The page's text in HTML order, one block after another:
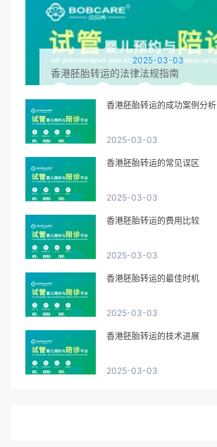
2025-03-03
香港胚胎转运的法律法规指南
香港胚胎转运的成功案例分析
2025-03-03
香港胚胎转运的常见误区
2025-03-03
香港胚胎转运的费用比较
2025-03-03
香港胚胎转运的最佳时机
2025-03-03
香港胚胎转运的技术进展
2025-03-03